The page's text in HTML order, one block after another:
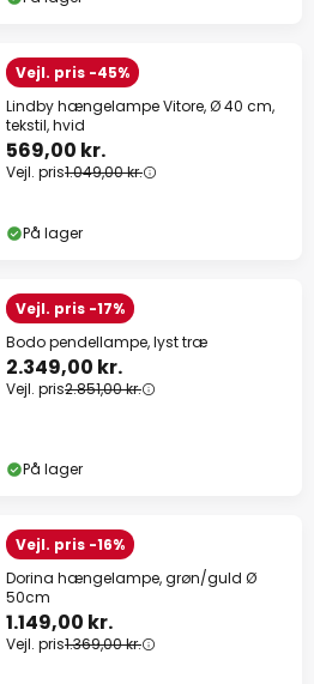
Vejl. pris -45%
Lindby hængelampe Vitore, Ø 40 cm,
tekstil, hvid
569,00 kr.
Vejl. pris1.049,00 kr.
På lager
Vejl. pris -17%
Bodo pendellampe, lyst træ
2.349,00 kr.
Vejl. pris2.851,00 kr.
På lager
Vejl. pris -16%
Dorina hængelampe, grøn/guld Ø
50cm
1.149,00 kr.
Vejl. pris1.369,00 kr.